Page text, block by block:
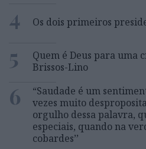
4 Os dois primeiros
5
Quem é Deus para uma
Brissos-Lino
6
“Saudade é um
vezes muito
orgulho dessa palavra,
especiais, quando na
cobardes’’